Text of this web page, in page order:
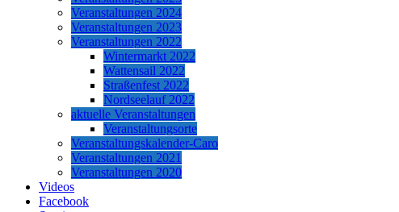
Veranstaltungen 2024
Veranstaltungen 2023
Veranstaltungen 2022
Wintermarkt 2022
Wattensail 2022
Straßenfest 2022
Nordseelauf 2022
aktuelle Veranstaltungen
Veranstaltungsorte
Veranstaltungskalender-Caro
Veranstaltungen 2021
Veranstaltungen 2020
Videos
Facebook